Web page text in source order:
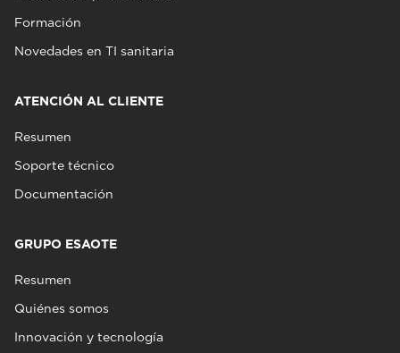
Formación
Novedades en TI sanitaria
ATENCIÓN AL CLIENTE
Resumen
Soporte técnico
Documentación
GRUPO ESAOTE
Resumen
Quiénes somos
Innovación y tecnología